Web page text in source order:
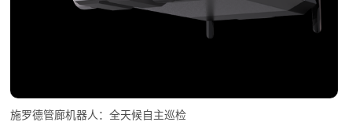
施罗德管廊机器人：全天候自主巡检